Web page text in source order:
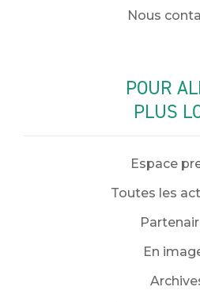
Nous
POUR
PLUS
Espace
Toutes les
En